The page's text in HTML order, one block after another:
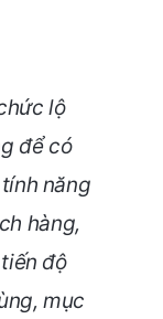
lộ
để có
năng
hàng,
độ
mục